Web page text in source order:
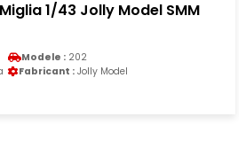
1/43 Jolly Model SMM
Modele : 202
Fabricant : Jolly Model